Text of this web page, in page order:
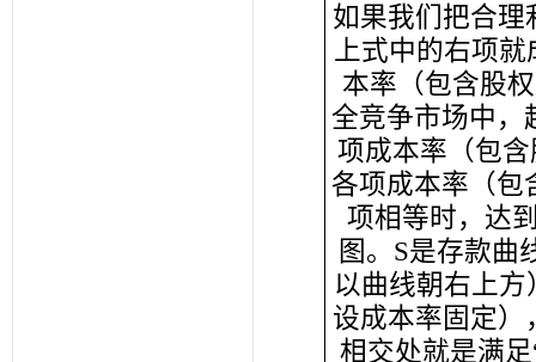
如果我们把合理
上式中的右项就
本率（包含股
全竞争市场中，
项成本率（包
各项成本率（包
项相等时，达
图。S是存款曲
以曲线朝右上
设成本率固定）
相交处就是满